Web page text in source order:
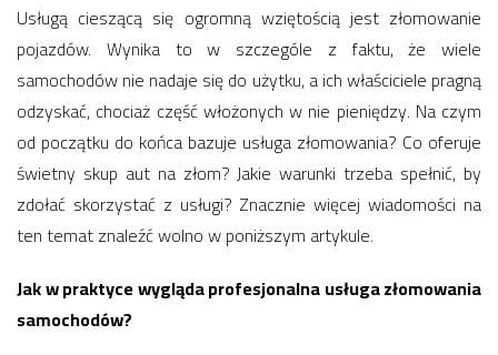
Usługą cieszącą się ogromną wziętością jest złomowanie
pojazdów. Wynika to w szczególe z faktu, że wiele
samochodów nie nadaje się do użytku, a ich właściciele pragną
odzyskać, chociaż część włożonych w nie pieniędzy. Na czym
od początku do końca bazuje usługa złomowania? Co oferuje
świetny skup aut na złom? Jakie warunki trzeba spełnić, by
zdołać skorzystać z usługi? Znacznie więcej wiadomości na
ten temat znaleźć wolno w poniższym artykule.
Jak w praktyce wygląda profesjonalna usługa złomowania
samochodów?